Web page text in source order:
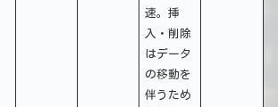
速。挿
入・削除
はデータ
の移動を
伴うため